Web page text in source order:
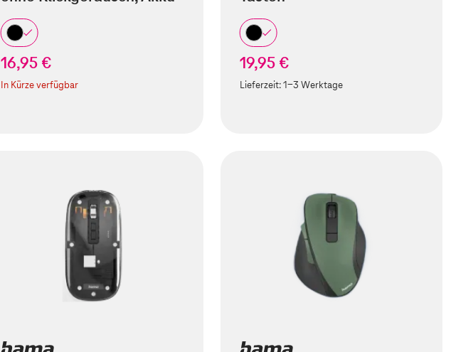
16,95 €
In Kürze verfügbar
19,95 €
Lieferzeit:1-3 Werktage